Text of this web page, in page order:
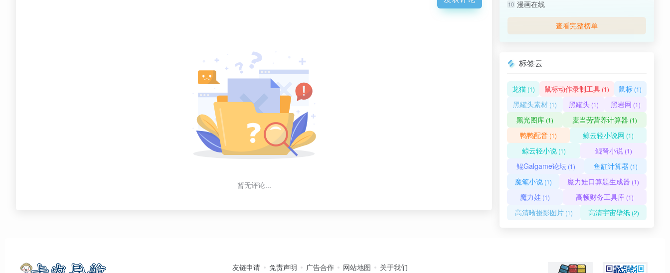
暂无评论...
10 漫画在线
查看完整榜单
标签云
龙猫(1) 鼠标动作录制工具(1) 鼠标 (1)
黑罐头素材 (1) 黑罐头 (1) 黑岩网 (1)
黑光图库 (1) 麦当劳营养计算器 (1)
鸭鸭配音 (1) 鲸云轻小说网 (1)
鲸云轻小说(1) 鲲弩小说(1)
鲲Galgame论坛(1) 鱼缸计算器 (1)
魔笔小说(1) 魔力娃口算题生成器 (1)
魔力娃 (1) 高顿财务工具库 (1)
高清晰摄影图片(1) 高清宇宙壁纸(2)
友链申请 免责声明 广告合作 网站地图 关于我们